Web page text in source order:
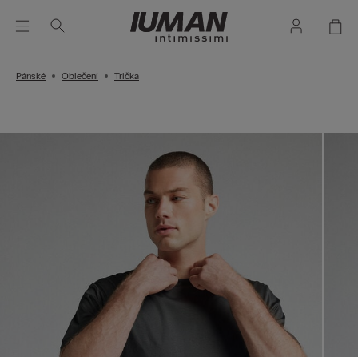
Pánské Oblečení Trička